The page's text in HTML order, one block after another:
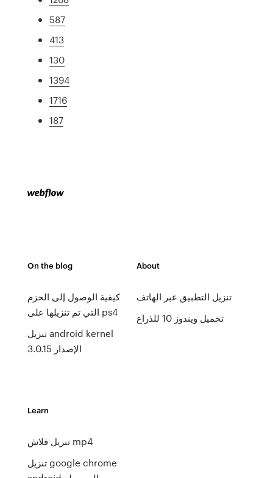
587
413
130
1394
1716
187
On the blog
كيفية الوصول إلى الحزم
التي تم تنزيلها على ps4
تنزيل android kernel
الإصدار 3.0.15
About
تنزيل التطبيق عبر الهاتف
تحميل ويندوز 10 للذراع
Learn
تنزيل فلاش mp4
تنزيل google chrome